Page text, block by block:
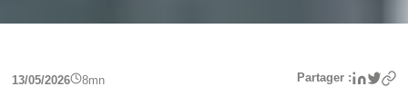
13/05/2026 8mn Partager :